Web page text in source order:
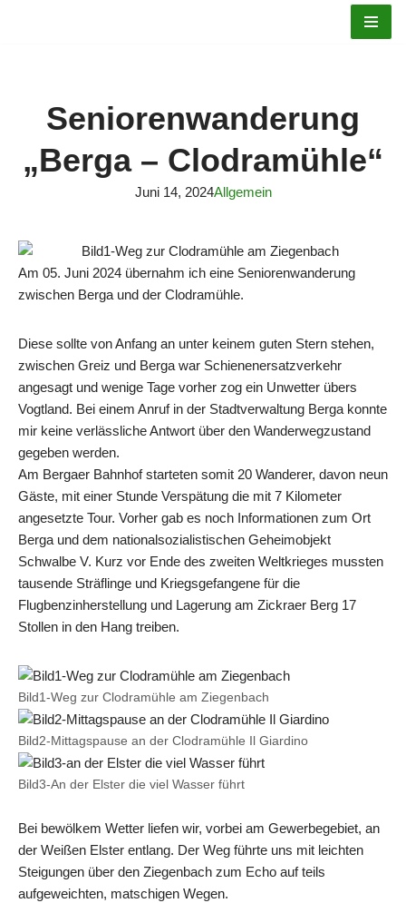
Seniorenwanderung
„Berga – Clodramühle“
Juni 14, 2024Allgemein
Am 05. Juni 2024 übernahm ich eine Seniorenwanderung
zwischen Berga und der Clodramühle.
Diese sollte von Anfang an unter keinem guten Stern stehen,
zwischen Greiz und Berga war Schienenersatzverkehr
angesagt und wenige Tage vorher zog ein Unwetter übers
Vogtland. Bei einem Anruf in der Stadtverwaltung Berga konnte
mir keine verlässliche Antwort über den Wanderwegzustand
gegeben werden.
Am Bergaer Bahnhof starteten somit 20 Wanderer, davon neun
Gäste, mit einer Stunde Verspätung die mit 7 Kilometer
angesetzte Tour. Vorher gab es noch Informationen zum Ort
Berga und dem nationalsozialistischen Geheimobjekt
Schwalbe V. Kurz vor Ende des zweiten Weltkrieges mussten
tausende Sträflinge und Kriegsgefangene für die
Flugbenzinherstellung und Lagerung am Zickraer Berg 17
Stollen in den Hang treiben.
Bild1-Weg zur Clodramühle am Ziegenbach
Bild2-Mittagspause an der Clodramühle Il Giardino
Bild3-An der Elster die viel Wasser führt
Bei bewölkem Wetter liefen wir, vorbei am Gewerbegebiet, an
der Weißen Elster entlang. Der Weg führte uns mit leichten
Steigungen über den Ziegenbach zum Echo auf teils
aufgeweichten, matschigen Wegen.